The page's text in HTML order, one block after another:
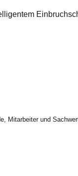
Mitarbeiter und